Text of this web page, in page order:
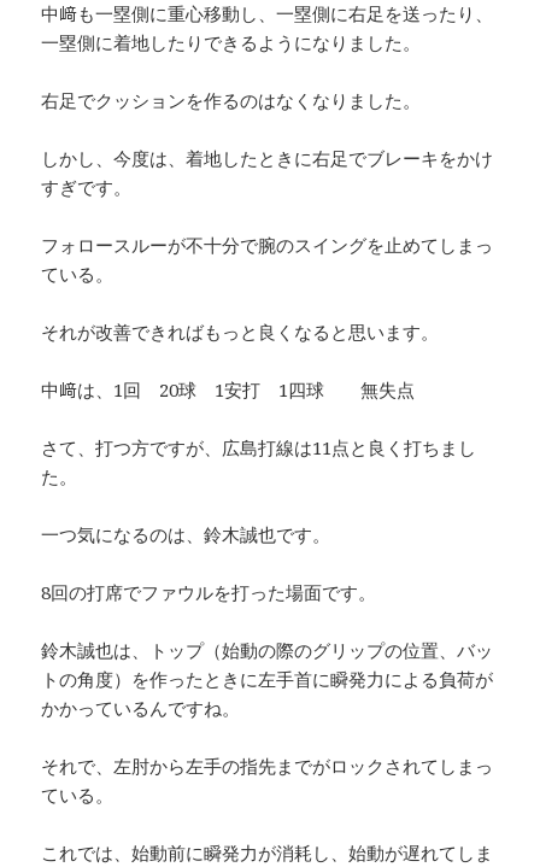
中﨑も一塁側に重心移動し、一塁側に右足を送ったり、
一塁側に着地したりできるようになりました。
右足でクッションを作るのはなくなりました。
しかし、今度は、着地したときに右足でブレーキをかけ
すぎです。
フォロースルーが不十分で腕のスイングを止めてしまっ
ている。
それが改善できればもっと良くなると思います。
中﨑は、1回 20球 1安打 1四球 無失点
さて、打つ方ですが、広島打線は11点と良く打ちまし
た。
一つ気になるのは、鈴木誠也です。
8回の打席でファウルを打った場面です。
鈴木誠也は、トップ（始動の際のグリップの位置、バッ
トの角度）を作ったときに左手首に瞬発力による負荷が
かかっているんですね。
それで、左肘から左手の指先までがロックされてしまっ
ている。
これでは、始動前に瞬発力が消耗し、始動が遅れてしま